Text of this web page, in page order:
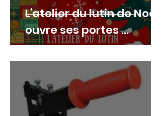
L'atelier du lutin de Noël
ouvre ses portes ...